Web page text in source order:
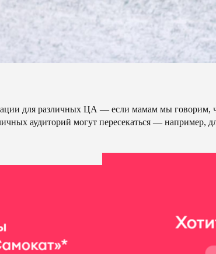
для различных ЦА — если мамам мы говорим,
аудиторий могут пересекаться — например,